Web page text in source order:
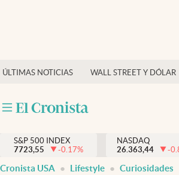
ÚLTIMAS NOTICIAS WALL STREET Y DÓLAR
Finanzas y economía
Inmigración
Trending
S&P 500 INDEX
7723,55
-0.17%
NASDAQ
26.363,44
-
Cronista USA Lifestyle Curiosidades